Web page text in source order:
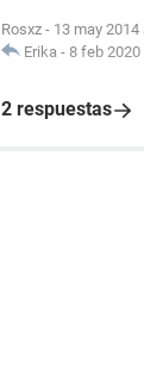
Rosxz - 13 may 2014
Erika - 8 feb 2020
2 respuestas